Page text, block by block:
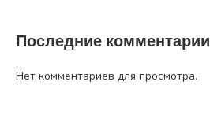
Последние комментарии
Нет комментариев для просмотра.